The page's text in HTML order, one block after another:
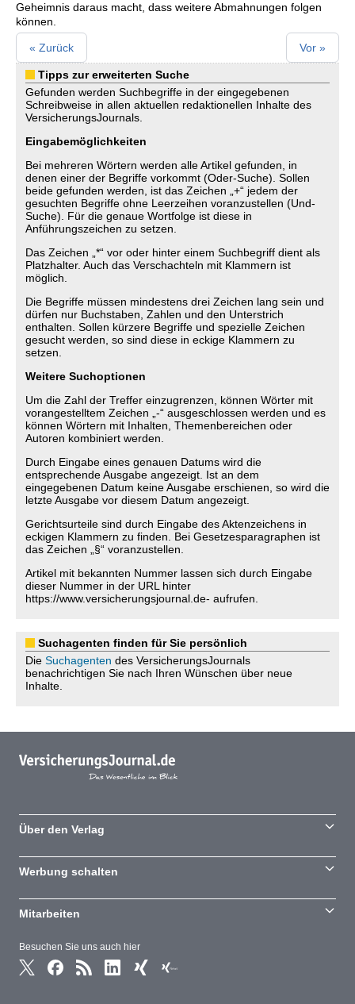
Geheimnis daraus macht, dass weitere Abmahnungen folgen
können.
« Zurück Vor »
Tipps zur erweiterten Suche
Gefunden werden Suchbegriffe in der eingegebenen
Schreibweise in allen aktuellen redaktionellen Inhalte des
VersicherungsJournals.
Eingabemöglichkeiten
Bei mehreren Wörtern werden alle Artikel gefunden, in
denen einer der Begriffe vorkommt (Oder-Suche). Sollen
beide gefunden werden, ist das Zeichen „+“ jedem der
gesuchten Begriffe ohne Leerzeihen voranzustellen (Und-
Suche). Für die genaue Wortfolge ist diese in
Anführungszeichen zu setzen.
Das Zeichen „*“ vor oder hinter einem Suchbegriff dient als
Platzhalter. Auch das Verschachteln mit Klammern ist
möglich.
Die Begriffe müssen mindestens drei Zeichen lang sein und
dürfen nur Buchstaben, Zahlen und den Unterstrich
enthalten. Sollen kürzere Begriffe und spezielle Zeichen
gesucht werden, so sind diese in eckige Klammern zu
setzen.
Weitere Suchoptionen
Um die Zahl der Treffer einzugrenzen, können Wörter mit
vorangestelltem Zeichen „-“ ausgeschlossen werden und es
können Wörtern mit Inhalten, Themenbereichen oder
Autoren kombiniert werden.
Durch Eingabe eines genauen Datums wird die
entsprechende Ausgabe angezeigt. Ist an dem
eingegebenen Datum keine Ausgabe erschienen, so wird die
letzte Ausgabe vor diesem Datum angezeigt.
Gerichtsurteile sind durch Eingabe des Aktenzeichens in
eckigen Klammern zu finden. Bei Gesetzesparagraphen ist
das Zeichen „§“ voranzustellen.
Artikel mit bekannten Nummer lassen sich durch Eingabe
dieser Nummer in der URL hinter
https://www.versicherungsjournal.de- aufrufen.
Suchagenten finden für Sie persönlich
Die Suchagenten des VersicherungsJournals
benachrichtigen Sie nach Ihren Wünschen über neue
Inhalte.
Besuchen Sie uns auch hier
Über den Verlag
Werbung schalten
Mitarbeiten